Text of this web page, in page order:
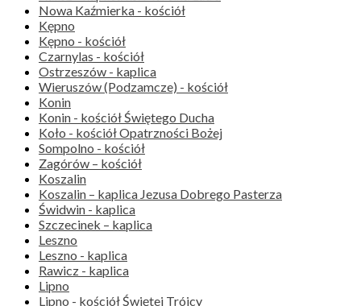
Nowa Kaźmierka - kościół
Kępno
Kępno - kościół
Czarnylas - kościół
Ostrzeszów - kaplica
Wieruszów (Podzamcze) - kościół
Konin
Konin - kościół Świętego Ducha
Koło - kościół Opatrzności Bożej
Sompolno - kościół
Zagórów – kościół
Koszalin
Koszalin – kaplica Jezusa Dobrego Pasterza
Świdwin - kaplica
Szczecinek – kaplica
Leszno
Leszno - kaplica
Rawicz - kaplica
Lipno
Lipno - kościół Świętej Trójcy